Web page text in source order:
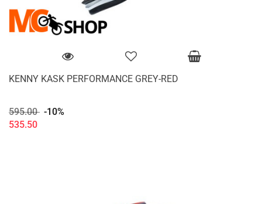
KENNY KASK PERFORMANCE GREY-RED
595.00 -10%
535.50